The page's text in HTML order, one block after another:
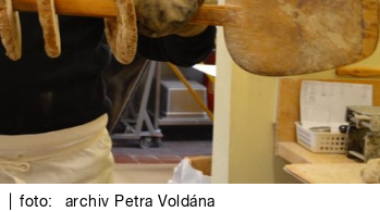
foto: archiv Petra Voldána